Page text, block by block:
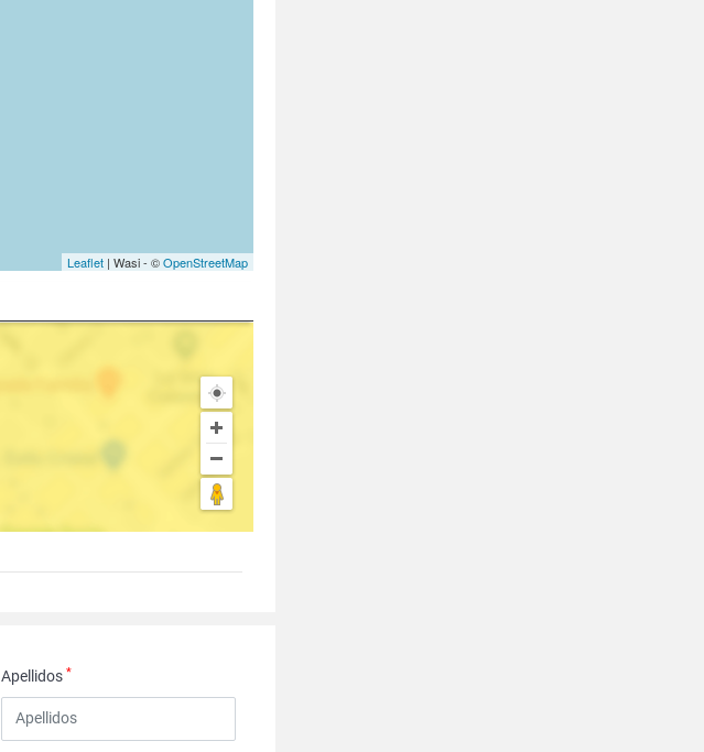
Leaflet | Wasi - ©OpenStreetMap
Apellidos*